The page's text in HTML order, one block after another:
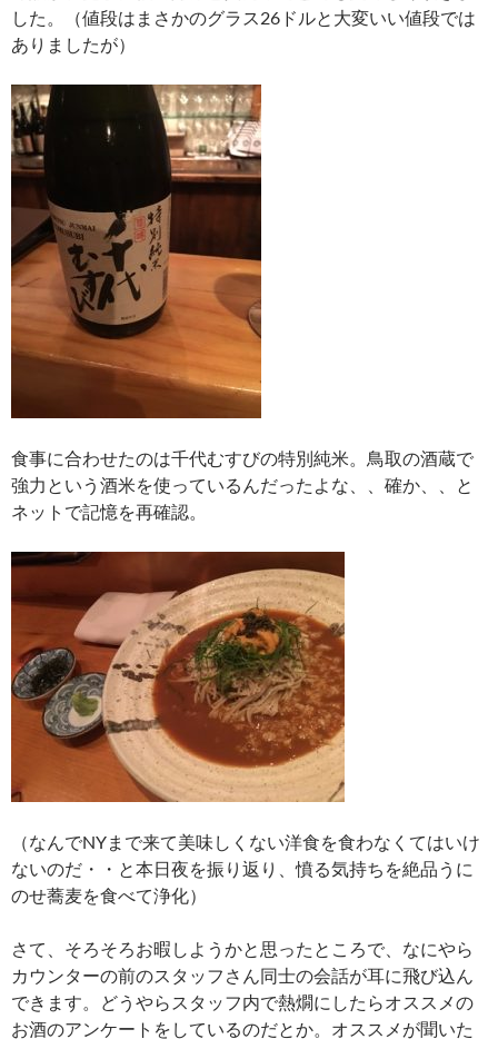
した。（値段はまさかのグラス26ドルと大変いい値段では
ありましたが）
食事に合わせたのは千代むすびの特別純米。鳥取の酒蔵で
強力という酒米を使っているんだったよな、、確か、、と
ネットで記憶を再確認。
（なんでNYまで来て美味しくない洋食を食わなくてはいけ
ないのだ・・と本日夜を振り返り、憤る気持ちを絶品うに
のせ蕎麦を食べて浄化）
さて、そろそろお暇しようかと思ったところで、なにやら
カウンターの前のスタッフさん同士の会話が耳に飛び込ん
できます。どうやらスタッフ内で熱燗にしたらオススメの
お酒のアンケートをしているのだとか。オススメが聞いた